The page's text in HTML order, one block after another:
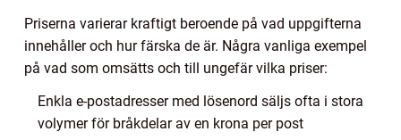
Priserna varierar kraftigt beroende på vad uppgifterna
innehåller och hur färska de är. Några vanliga exempel
på vad som omsätts och till ungefär vilka priser:
Enkla e-postadresser med lösenord säljs ofta i stora
volymer för bråkdelar av en krona per post